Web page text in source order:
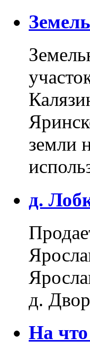
земли
д.
д.
На